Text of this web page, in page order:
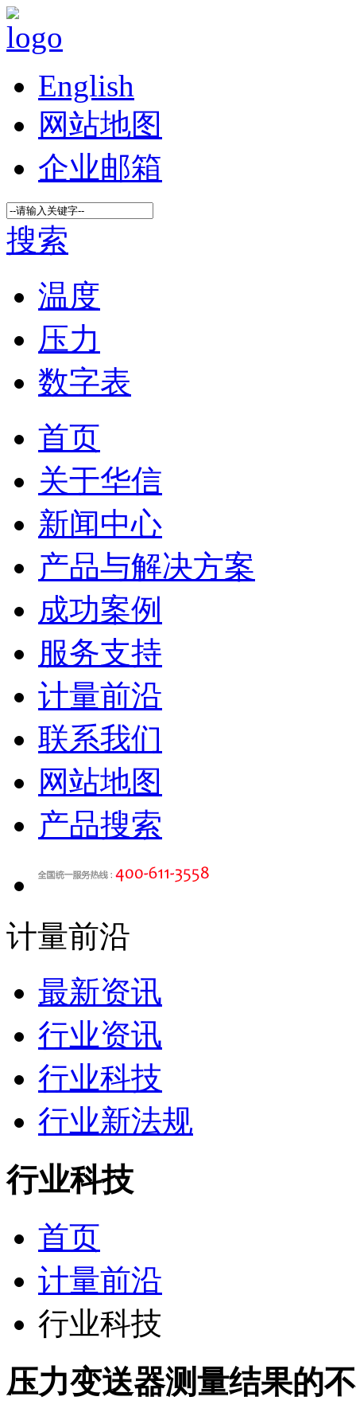
English
网站地图
企业邮箱
搜索
温度
压力
数字表
首页
关于华信
新闻中心
产品与解决方案
成功案例
服务支持
计量前沿
联系我们
网站地图
产品搜索
计量前沿
最新资讯
行业资讯
行业科技
行业新法规
行业科技
首页
计量前沿
行业科技
压力变送器测量结果的